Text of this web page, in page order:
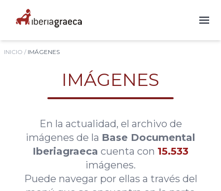
INICIO / IMÁGENES
IMÁGENES
En la actualidad, el archivo de
imágenes de la Base Documental
Iberiagraeca cuenta con 15.533
imágenes.
Puede navegar por ellas a través del